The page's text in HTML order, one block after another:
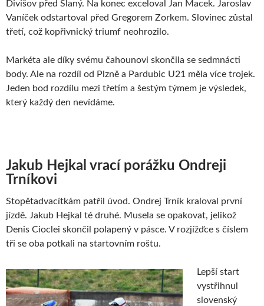
Divišov před Slaný. Na konec exceloval Jan Macek. Jaroslav
Vaníček odstartoval před Gregorem Zorkem. Slovinec zůstal
třetí, což kopřivnický triumf neohrozilo.
Markéta ale díky svému čahounovi skončila se sedmnácti
body. Ale na rozdíl od Plzně a Pardubic U21 měla více trojek.
Jeden bod rozdílu mezi třetím a šestým týmem je výsledek,
který každý den nevídáme.
Jakub Hejkal vrací porážku Ondreji
Trníkovi
Stopětadvacítkám patřil úvod. Ondrej Trník kraloval první
jízdě. Jakub Hejkal té druhé. Musela se opakovat, jelikož
Denis Cioclei skončil polapený v pásce. V rozjížďce s číslem
tři se oba potkali na startovním roštu.
Lepší start
vystřihnul
slovenský